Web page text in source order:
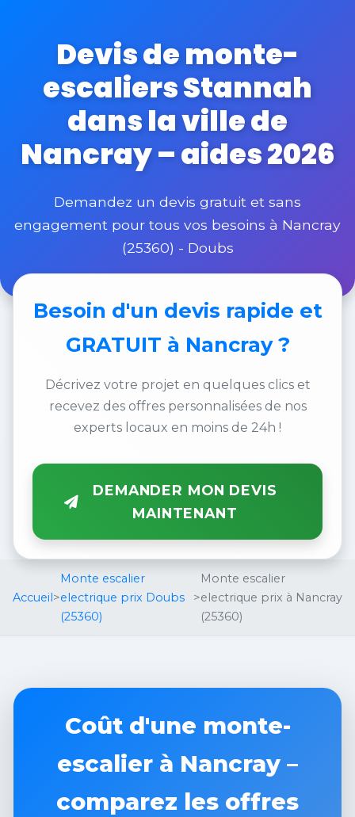
Devis de monte-
escaliers Stannah
dans la ville de
Nancray – aides 2026
Demandez un devis gratuit et sans
engagement pour tous vos besoins à Nancray
(25360) - Doubs
Besoin d'un devis rapide et
GRATUIT à Nancray ?
Décrivez votre projet en quelques clics et
recevez des offres personnalisées de nos
experts locaux en moins de 24h !
DEMANDER MON DEVIS
MAINTENANT
Accueil >
Monte escalier
electrique prix Doubs
(25360)
>
Monte escalier
electrique prix à Nancray
(25360)
Coût d'une monte-
escalier à Nancray –
comparez les offres